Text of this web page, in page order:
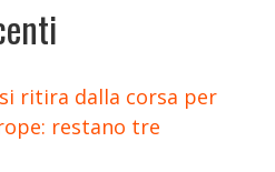
si ritira dalla corsa per
restano tre